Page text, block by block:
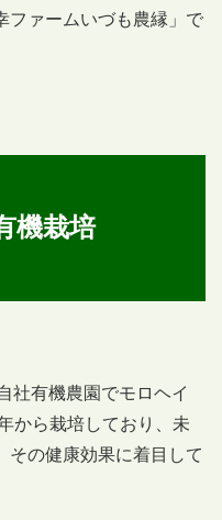
ファームいづも農縁」で
機栽培
社有機農園でモロヘイ
から栽培しており、未
その健康効果に着目して